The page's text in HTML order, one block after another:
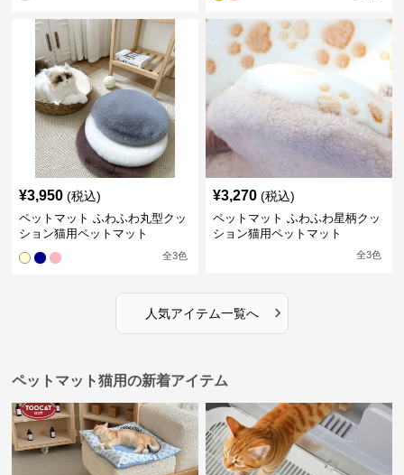
¥3,950 (税込)
ペットマット ふわふわ丸型クッ
ション猫用ペットマット
全3色
¥3,270 (税込)
ペットマット ふわふわ星柄クッ
ション猫用ペットマット
全3色
人気アイテム一覧へ ›
ペットマット猫用の新着アイテム